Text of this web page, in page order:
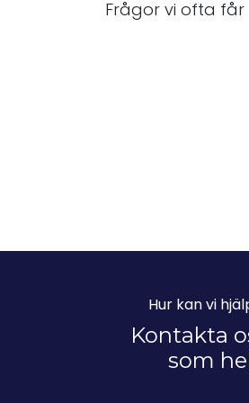
Frågor vi ofta får
Hur kan vi
Kontakta
som